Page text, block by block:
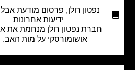
נפטון רולן,פרסום מודעת אבל בעיתון
ידיעות אחרונות
חברת נפטון רולן מנחמת את איגור
אושומורסקי על מות האב.